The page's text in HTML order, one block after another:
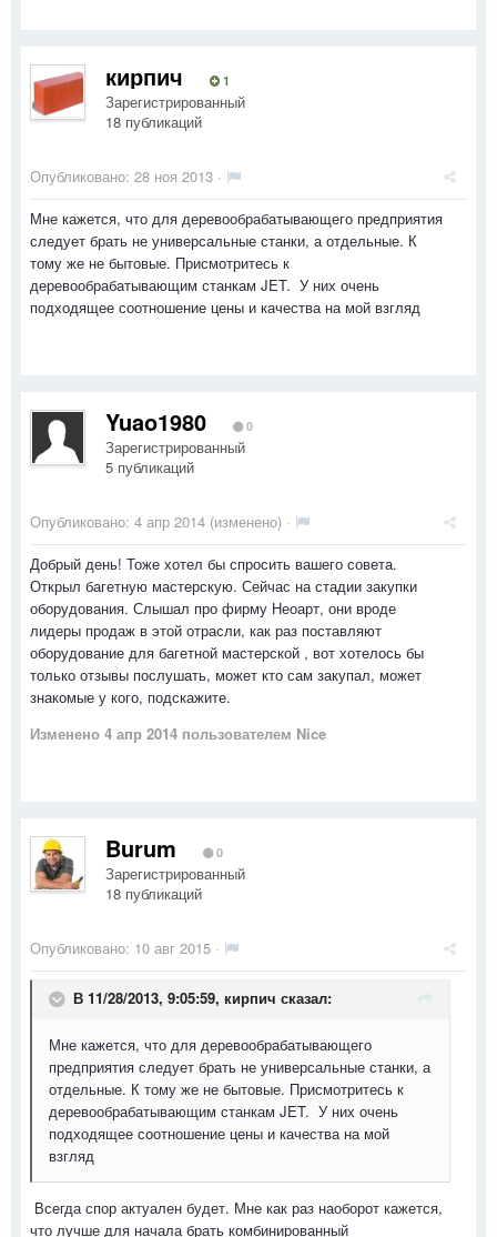
кирпич 1
Зарегистрированный
18 публикаций
Опубликовано: 28 ноя 2013 ·
Мне кажется, что для деревообрабатывающего предприятия
следует брать не универсальные станки, а отдельные. К
тому же не бытовые. Присмотритесь к
деревообрабатывающим станкам JET. У них очень
подходящее соотношение цены и качества на мой взгляд
Yuao1980 0
Зарегистрированный
5 публикаций
Опубликовано: 4 апр 2014 (изменено) ·
Добрый день! Тоже хотел бы спросить вашего совета.
Открыл багетную мастерскую. Сейчас на стадии закупки
оборудования. Слышал про фирму Неоарт, они вроде
лидеры продаж в этой отрасли, как раз поставляют
оборудование для багетной мастерской , вот хотелось бы
только отзывы послушать, может кто сам закупал, может
знакомые у кого, подскажите.
Изменено 4 апр 2014 пользователем Nice
Burum 0
Зарегистрированный
18 публикаций
Опубликовано: 10 авг 2015 ·
В 11/28/2013, 9:05:59, кирпич сказал:
Мне кажется, что для деревообрабатывающего
предприятия следует брать не универсальные станки, а
отдельные. К тому же не бытовые. Присмотритесь к
деревообрабатывающим станкам JET. У них очень
подходящее соотношение цены и качества на мой
взгляд
Всегда спор актуален будет. Мне как раз наоборот кажется,
что лучше для начала брать комбинированный